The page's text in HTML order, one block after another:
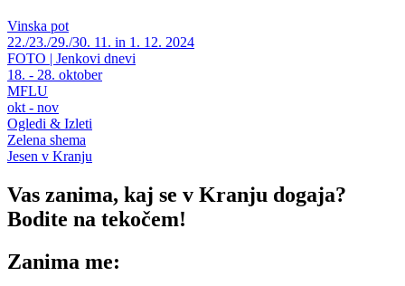
Vinska pot
22./23./29./30. 11. in 1. 12. 2024
FOTO | Jenkovi dnevi
18. - 28. oktober
MFLU
okt - nov
Ogledi & Izleti
Zelena shema
Jesen v Kranju
Vas zanima, kaj se v Kranju dogaja?
Bodite na tekočem!
Zanima me: